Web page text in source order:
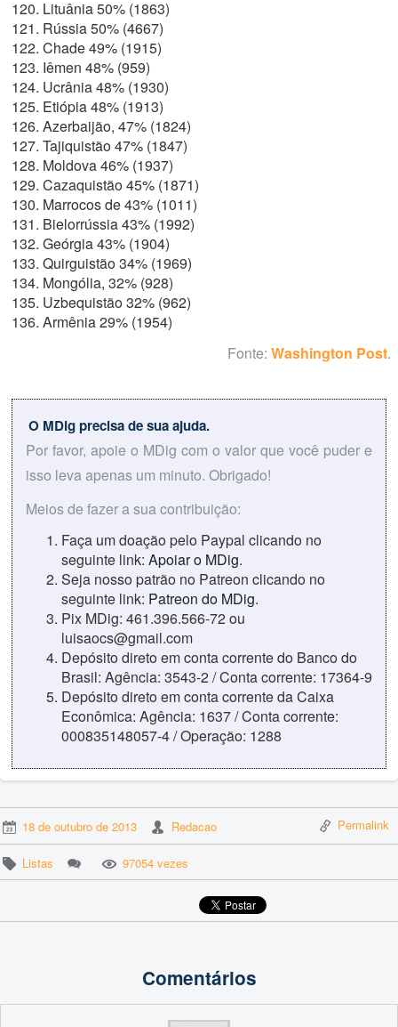
Lituânia 50% (1863)
Rússia 50% (4667)
Chade 49% (1915)
Iêmen 48% (959)
Ucrânia 48% (1930)
Etiópia 48% (1913)
Azerbaijão, 47% (1824)
Tajiquistão 47% (1847)
Moldova 46% (1937)
Cazaquistão 45% (1871)
Marrocos de 43% (1011)
Bielorrússia 43% (1992)
Geórgia 43% (1904)
Quirguistão 34% (1969)
Mongólia, 32% (928)
Uzbequistão 32% (962)
Armênia 29% (1954)
Fonte: Washington Post.
O MDig precisa de sua ajuda.
Por favor, apoie o MDig com o valor que você puder e
isso leva apenas um minuto. Obrigado!
Meios de fazer a sua contribuição:
Faça um doação pelo Paypal clicando no
seguinte link: Apoiar o MDig.
Seja nosso patrão no Patreon clicando no
seguinte link: Patreon do MDig.
Pix MDig: 461.396.566-72 ou
luisaocs@gmail.com
Depósito direto em conta corrente do Banco do
Brasil: Agência: 3543-2 / Conta corrente: 17364-9
Depósito direto em conta corrente da Caixa
Econômica: Agência: 1637 / Conta corrente:
000835148057-4 / Operação: 1288
18 de outubro de 2013 Redacao Permalink
Listas 97054 vezes
Comentários